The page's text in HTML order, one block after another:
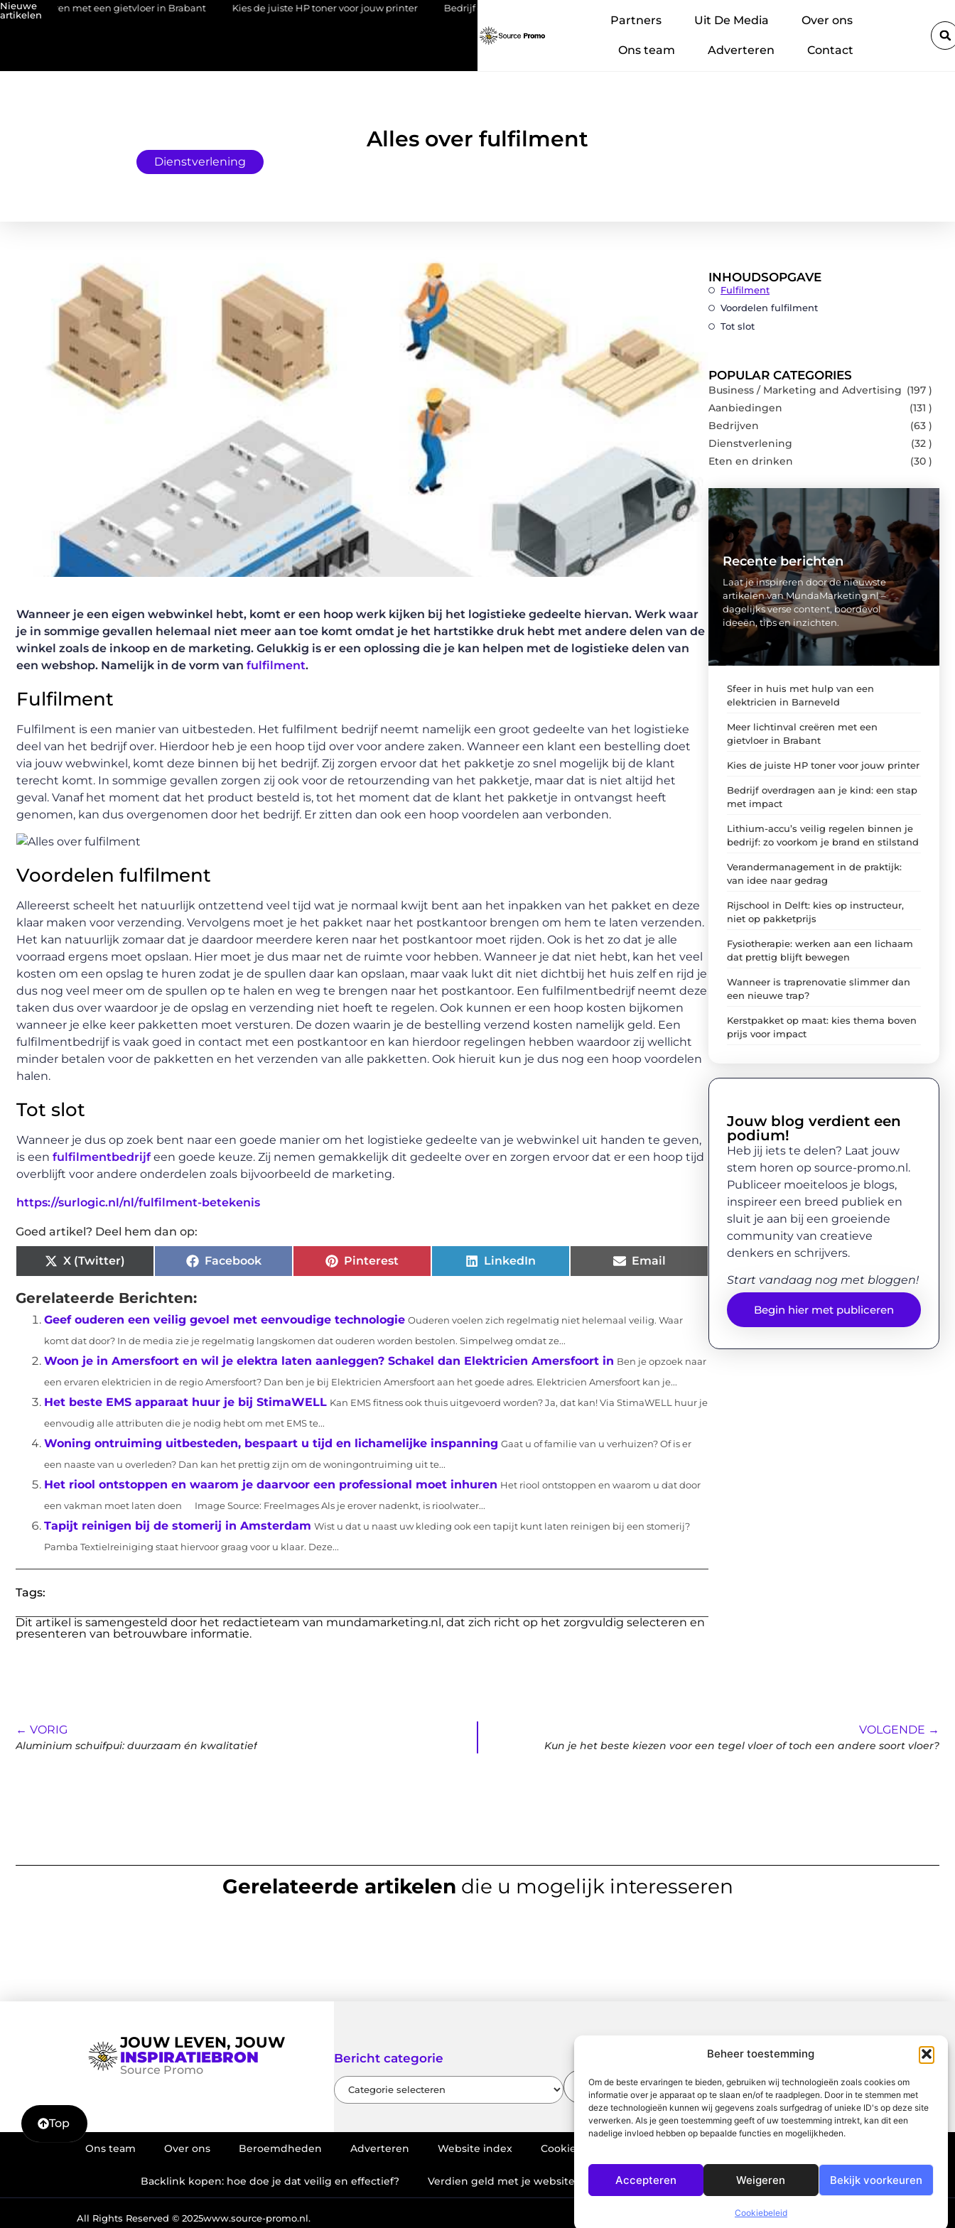
Beheer toestemming
Om de beste ervaringen te bieden, gebruiken wij technologieën zoals cookies om
informatie over je apparaat op te slaan en/of te raadplegen. Door in te stemmen met
deze technologieën kunnen wij gegevens zoals surfgedrag of unieke ID's op deze site
verwerken. Als je geen toestemming geeft of uw toestemming intrekt, kan dit een
nadelige invloed hebben op bepaalde functies en mogelijkheden.
Accepteren Weigeren Bekijk voorkeuren
Cookiebeleid
Nieuwe
artikelen
met een gietvloer in Brabant Kies de juiste HP toner voor jouw printer Bedrijf overdragen aan je kind: een stap met impact
Partners Uit De Media Over ons
Ons team Adverteren Contact
Top
Alles over fulfilment
Dienstverlening
Wanneer je een eigen webwinkel hebt, komt er een hoop werk kijken bij het logistieke gedeelte hiervan. Werk waar
je in sommige gevallen helemaal niet meer aan toe komt omdat je het hartstikke druk hebt met andere delen van de
winkel zoals de inkoop en de marketing. Gelukkig is er een oplossing die je kan helpen met de logistieke delen van
een webshop. Namelijk in de vorm van fulfilment.
Fulfilment
Fulfilment is een manier van uitbesteden. Het fulfilment bedrijf neemt namelijk een groot gedeelte van het logistieke
deel van het bedrijf over. Hierdoor heb je een hoop tijd over voor andere zaken. Wanneer een klant een bestelling doet
via jouw webwinkel, komt deze binnen bij het bedrijf. Zij zorgen ervoor dat het pakketje zo snel mogelijk bij de klant
terecht komt. In sommige gevallen zorgen zij ook voor de retourzending van het pakketje, maar dat is niet altijd het
geval. Vanaf het moment dat het product besteld is, tot het moment dat de klant het pakketje in ontvangst heeft
genomen, kan dus overgenomen door het bedrijf. Er zitten dan ook een hoop voordelen aan verbonden.
Voordelen fulfilment
Allereerst scheelt het natuurlijk ontzettend veel tijd wat je normaal kwijt bent aan het inpakken van het pakket en deze
klaar maken voor verzending. Vervolgens moet je het pakket naar het postkantoor brengen om hem te laten verzenden.
Het kan natuurlijk zomaar dat je daardoor meerdere keren naar het postkantoor moet rijden. Ook is het zo dat je alle
voorraad ergens moet opslaan. Hier moet je dus maar net de ruimte voor hebben. Wanneer je dat niet hebt, kan het veel
kosten om een opslag te huren zodat je de spullen daar kan opslaan, maar vaak lukt dit niet dichtbij het huis zelf en rijd je
dus nog veel meer om de spullen op te halen en weg te brengen naar het postkantoor. Een fulfilmentbedrijf neemt deze
taken dus over waardoor je de opslag en verzending niet hoeft te regelen. Ook kunnen er een hoop kosten bijkomen
wanneer je elke keer pakketten moet versturen. De dozen waarin je de bestelling verzend kosten namelijk geld. Een
fulfilmentbedrijf is vaak goed in contact met een postkantoor en kan hierdoor regelingen hebben waardoor zij wellicht
minder betalen voor de pakketten en het verzenden van alle pakketten. Ook hieruit kun je dus nog een hoop voordelen
halen.
Tot slot
Wanneer je dus op zoek bent naar een goede manier om het logistieke gedeelte van je webwinkel uit handen te geven,
is een fulfilmentbedrijfeen goede keuze. Zij nemen gemakkelijk dit gedeelte over en zorgen ervoor dat er een hoop tijd
overblijft voor andere onderdelen zoals bijvoorbeeld de marketing.
https://surlogic.nl/nl/fulfilment-betekenis
Goed artikel? Deel hem dan op:
X (Twitter) Facebook Pinterest LinkedIn Email
Gerelateerde Berichten:
Geef ouderen een veilig gevoel met eenvoudige technologie Ouderen voelen zich regelmatig niet helemaal veilig. Waar
komt dat door? In de media zie je regelmatig langskomen dat ouderen worden bestolen. Simpelweg omdat ze...
Woon je in Amersfoort en wil je elektra laten aanleggen? Schakel dan Elektricien Amersfoort in Ben je opzoek naar
een ervaren elektricien in de regio Amersfoort? Dan ben je bij Elektricien Amersfoort aan het goede adres. Elektricien Amersfoort kan je...
Het beste EMS apparaat huur je bij StimaWELL Kan EMS fitness ook thuis uitgevoerd worden? Ja, dat kan! Via StimaWELL huur je
eenvoudig alle attributen die je nodig hebt om met EMS te...
Woning ontruiming uitbesteden, bespaart u tijd en lichamelijke inspanning Gaat u of familie van u verhuizen? Of is er
een naaste van u overleden? Dan kan het prettig zijn om de woningontruiming uit te...
Het riool ontstoppen en waarom je daarvoor een professional moet inhuren Het riool ontstoppen en waarom u dat door
een vakman moet laten doen ‍ Image Source: FreeImages‍ Als je erover nadenkt, is rioolwater...
Tapijt reinigen bij de stomerij in Amsterdam Wist u dat u naast uw kleding ook een tapijt kunt laten reinigen bij een stomerij?
Pamba Textielreiniging staat hiervoor graag voor u klaar. Deze...
Tags:
Dit artikel is samengesteld door het redactieteam van mundamarketing.nl, dat zich richt op het zorgvuldig selecteren en
presenteren van betrouwbare informatie.
INHOUDSOPGAVE
Fulfilment
Voordelen fulfilment
Tot slot
POPULAR CATEGORIES
Business / Marketing and Advertising (197 )
Aanbiedingen
(131 )
Bedrijven
(63 )
Dienstverlening
(32 )
Eten en drinken
(30 )
Recente berichten
Laat je inspireren door de nieuwste
artikelen van MundaMarketing.nl –
dagelijks verse content, boordevol
ideeën, tips en inzichten.
Sfeer in huis met hulp van een
elektricien in Barneveld
Meer lichtinval creëren met een
gietvloer in Brabant
Kies de juiste HP toner voor jouw printer
Bedrijf overdragen aan je kind: een stap
met impact
Lithium-accu’s veilig regelen binnen je
bedrijf: zo voorkom je brand en stilstand
Verandermanagement in de praktijk:
van idee naar gedrag
Rijschool in Delft: kies op instructeur,
niet op pakketprijs
Fysiotherapie: werken aan een lichaam
dat prettig blijft bewegen
Wanneer is traprenovatie slimmer dan
een nieuwe trap?
Kerstpakket op maat: kies thema boven
prijs voor impact
Jouw blog verdient een
podium!
Heb jij iets te delen? Laat jouw
stem horen op source-promo.nl.
Publiceer moeiteloos je blogs,
inspireer een breed publiek en
sluit je aan bij een groeiende
community van creatieve
denkers en schrijvers.
Start vandaag nog met bloggen!
Begin hier met publiceren
← VORIG
Aluminium schuifpui: duurzaam én kwalitatief
VOLGENDE →
Kun je het beste kiezen voor een tegel vloer of toch een andere soort vloer?
Gerelateerde artikelen die u mogelijk interesseren
JOUW LEVEN, JOUW
INSPIRATIEBRON
Source Promo
Bericht categorie
Ons team Over ons Beroemdheden Adverteren Website index Cookiebeleid (EU)
Backlink kopen: hoe doe je dat veilig en effectief? Verdien geld met je website: haal het maximale uit je online aanwezigheid
All Rights Reserved © 2025www.source-promo.nl.